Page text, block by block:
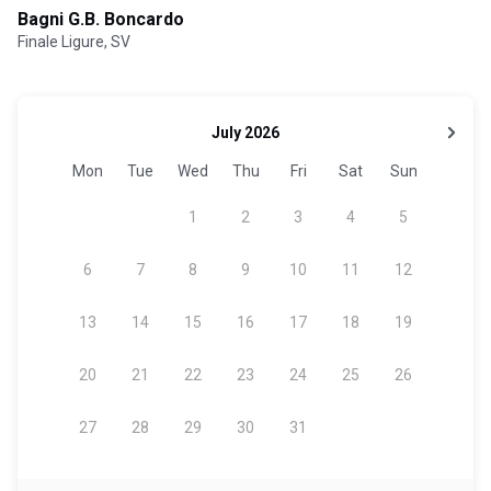
Bagni G.B. Boncardo
Finale Ligure, SV